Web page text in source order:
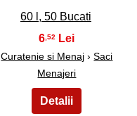
60 l, 50 Bucati
6 ,52
Curatenie si Menaj ›Saci
Menajeri